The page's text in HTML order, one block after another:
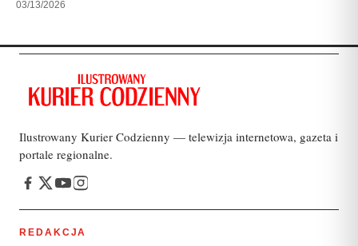
03/13/2026
Ilustrowany Kurier Codzienny — telewizja internetowa, gazeta i
portale regionalne.
REDAKCJA